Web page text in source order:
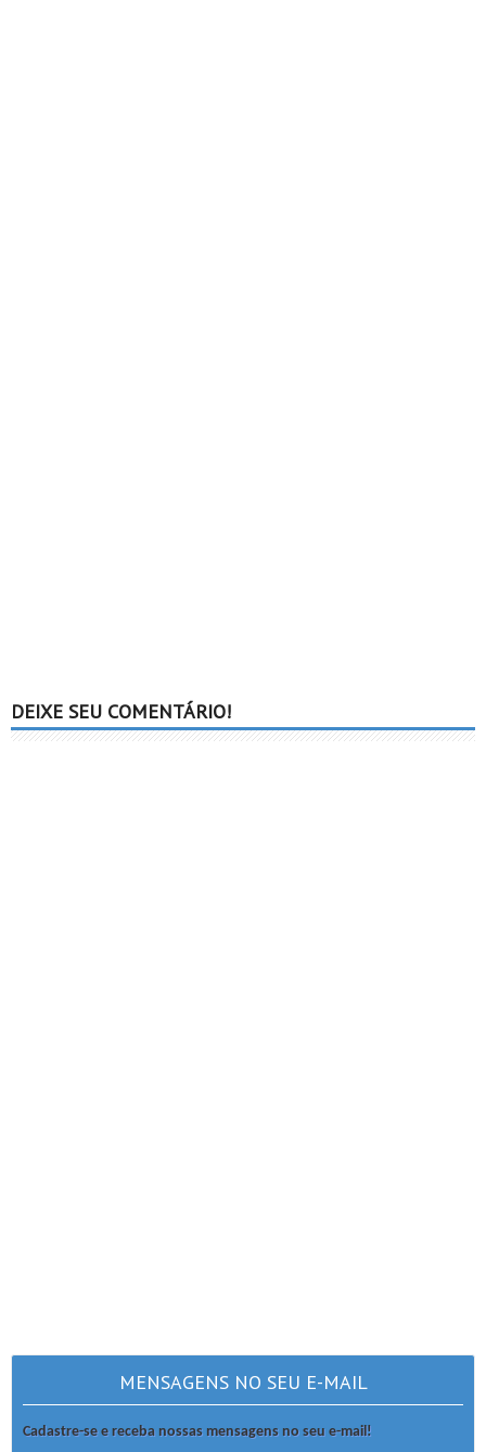
DEIXE SEU COMENTÁRIO!
MENSAGENS NO SEU E-MAIL
Cadastre-se e receba nossas mensagens no seu e-mail!